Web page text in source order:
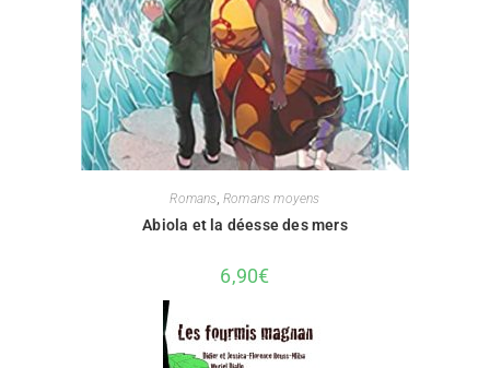
Romans, Romans moyens
Abiola et la déesse des mers
6,90€